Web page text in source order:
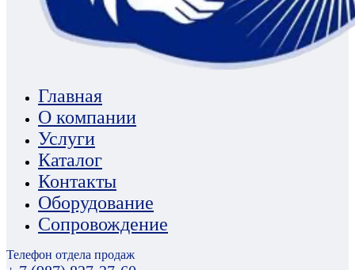
Главная
О компании
Услуги
Каталог
Контакты
Оборудование
Сопровождение
Телефон отдела продаж